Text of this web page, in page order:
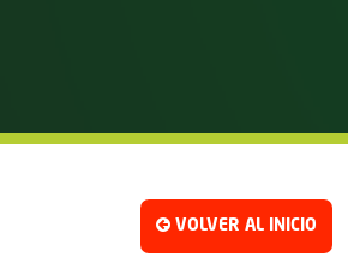
VOLVER AL INICIO